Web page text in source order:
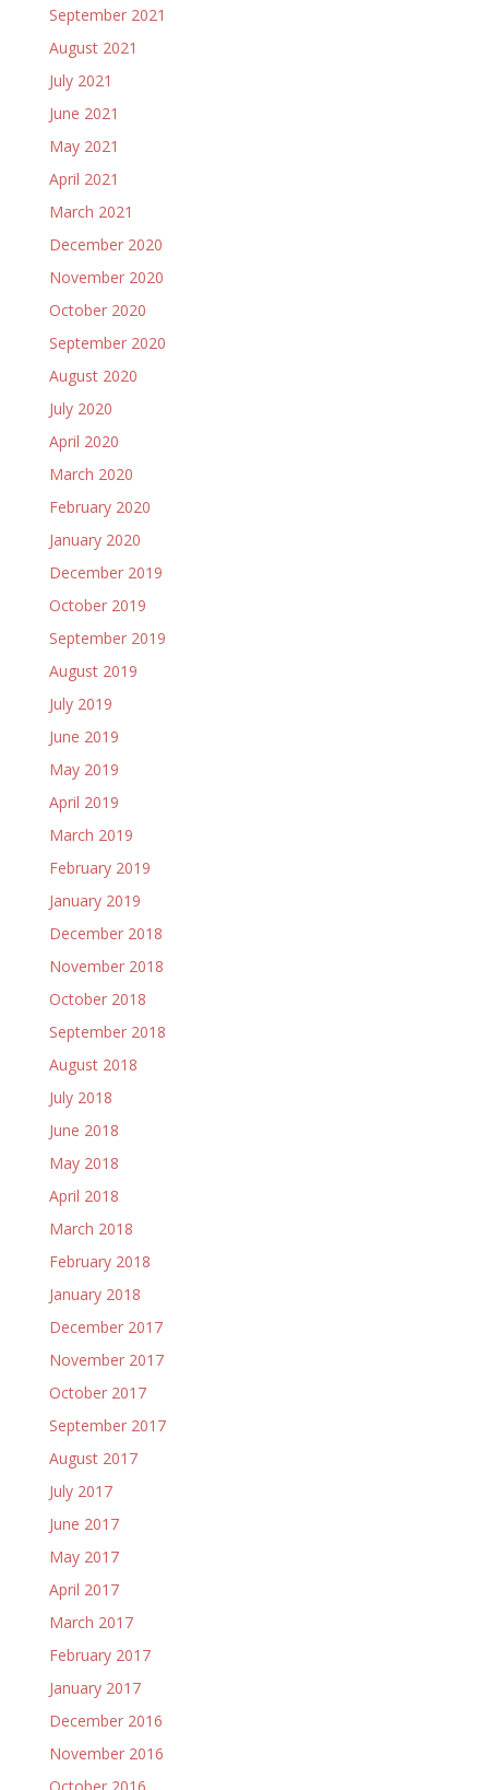
September 2021
August 2021
July 2021
June 2021
May 2021
April 2021
March 2021
December 2020
November 2020
October 2020
September 2020
August 2020
July 2020
April 2020
March 2020
February 2020
January 2020
December 2019
October 2019
September 2019
August 2019
July 2019
June 2019
May 2019
April 2019
March 2019
February 2019
January 2019
December 2018
November 2018
October 2018
September 2018
August 2018
July 2018
June 2018
May 2018
April 2018
March 2018
February 2018
January 2018
December 2017
November 2017
October 2017
September 2017
August 2017
July 2017
June 2017
May 2017
April 2017
March 2017
February 2017
January 2017
December 2016
November 2016